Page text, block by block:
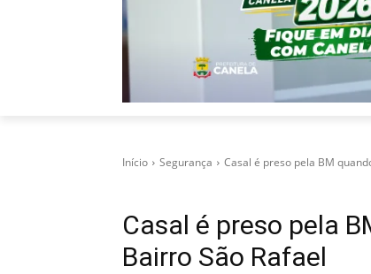
Início Segurança Casal é preso pela BM
Casal é preso pela
Bairro São Rafael